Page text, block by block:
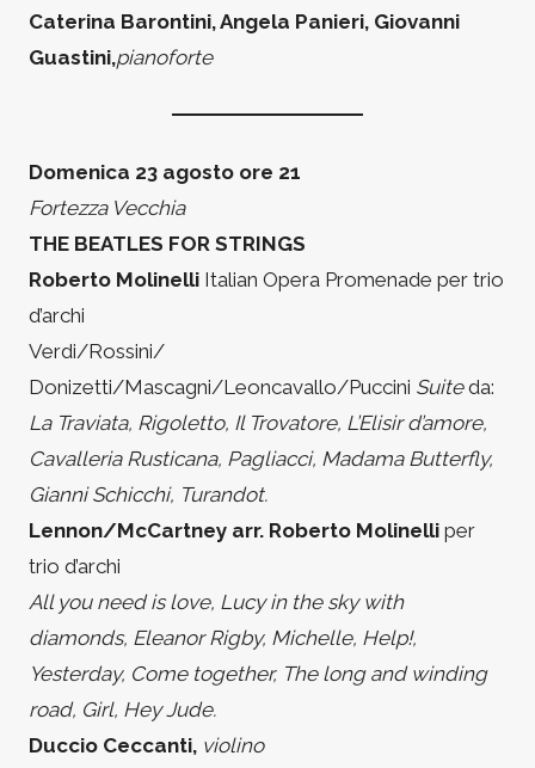
Caterina Barontini, Angela Panieri, Giovanni
Guastini,pianoforte
Domenica 23 agosto ore 21
Fortezza Vecchia
THE BEATLES FOR STRINGS
Roberto Molinelli Italian Opera Promenade per trio
d’archi
Verdi/Rossini/
Donizetti/Mascagni/Leoncavallo/Puccini Suiteda:
La Traviata, Rigoletto, Il Trovatore, L’Elisir d’amore,
Cavalleria Rusticana, Pagliacci, Madama Butterfly,
Gianni Schicchi, Turandot.
Lennon/McCartney arr. Roberto Molinelli per
trio d’archi
All you need is love, Lucy in the sky with
diamonds, Eleanor Rigby, Michelle, Help!,
Yesterday, Come together, The long and winding
road, Girl, Hey Jude.
Duccio Ceccanti, violino